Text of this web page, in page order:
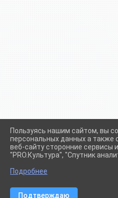
Сетевое издание (сайт)
Пользуясь нашим сайтом, вы
персональных данных а также
веб-сайту сторонние сервисы
"PRO.Культура", "Спутник
Подробнее
Подтверждаю